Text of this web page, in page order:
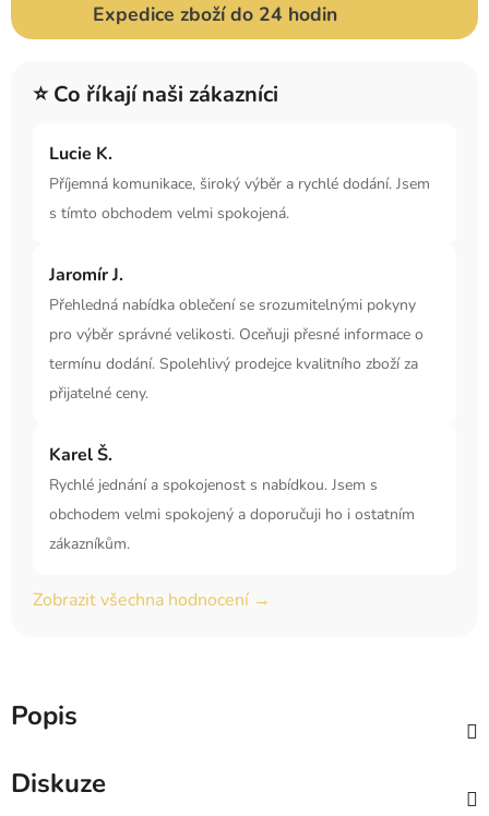
Expedice zboží do 24 hodin
⭐ Co říkají naši zákazníci
Lucie K.
Příjemná komunikace, široký výběr a rychlé dodání. Jsem
s tímto obchodem velmi spokojená.
Jaromír J.
Přehledná nabídka oblečení se srozumitelnými pokyny
pro výběr správné velikosti. Oceňuji přesné informace o
termínu dodání. Spolehlivý prodejce kvalitního zboží za
přijatelné ceny.
Karel Š.
Rychlé jednání a spokojenost s nabídkou. Jsem s
obchodem velmi spokojený a doporučuji ho i ostatním
zákazníkům.
Zobrazit všechna hodnocení →
Popis
Diskuze